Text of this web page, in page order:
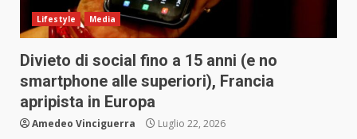
Lifestyle Media
Divieto di social fino a 15 anni (e no
smartphone alle superiori), Francia
apripista in Europa
Amedeo Vinciguerra Luglio 22, 2026